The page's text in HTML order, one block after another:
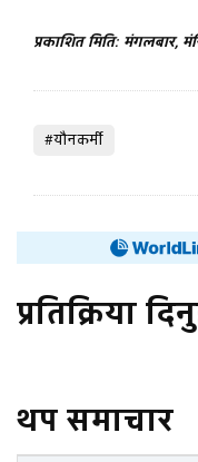
प्रकाशित मिति: मंगलबार,
#यौनकर्मी
प्रतिक्रिया
थप समाचार